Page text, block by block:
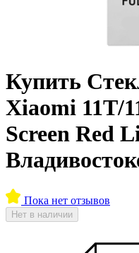
Купить
Xiaomi 11T/
Screen Red
Пока нет отзывов
Нет в наличии